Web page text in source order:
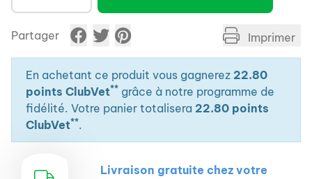
Partager Imprimer
En achetant ce produit vous gagnerez 22.80
points ClubVet** grâce à notre programme de
fidélité. Votre panier totalisera 22.80 points
ClubVet**.
Livraison gratuite chez votre